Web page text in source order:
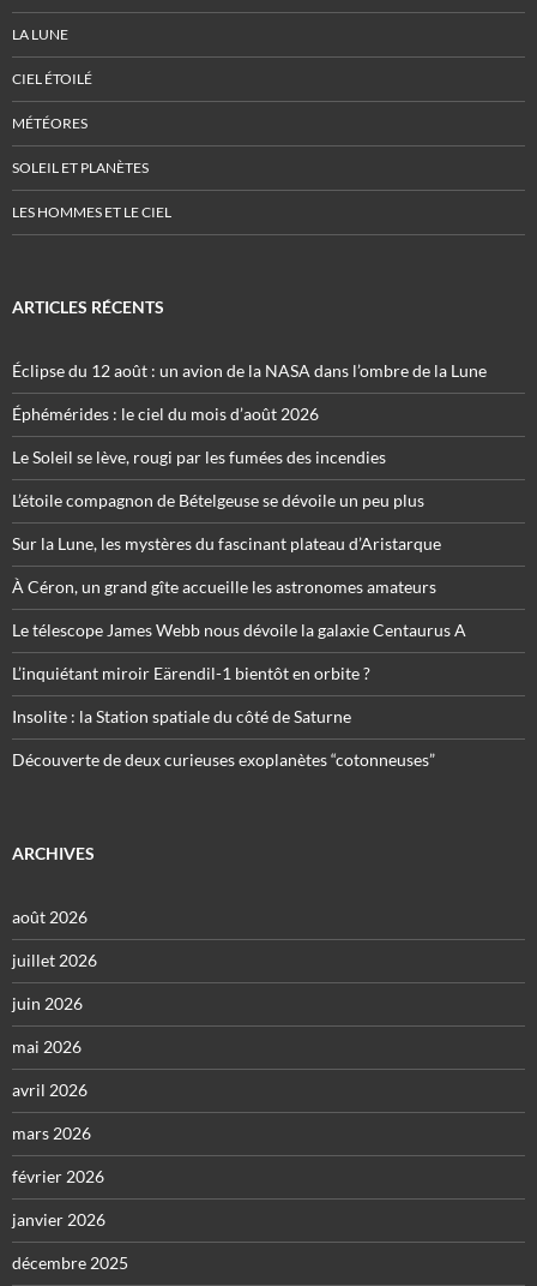
LA LUNE
CIEL ÉTOILÉ
MÉTÉORES
SOLEIL ET PLANÈTES
LES HOMMES ET LE CIEL
ARTICLES RÉCENTS
Éclipse du 12 août : un avion de la NASA dans l’ombre de la Lune
Éphémérides : le ciel du mois d’août 2026
Le Soleil se lève, rougi par les fumées des incendies
L’étoile compagnon de Bételgeuse se dévoile un peu plus
Sur la Lune, les mystères du fascinant plateau d’Aristarque
À Céron, un grand gîte accueille les astronomes amateurs
Le télescope James Webb nous dévoile la galaxie Centaurus A
L’inquiétant miroir Eärendil-1 bientôt en orbite ?
Insolite : la Station spatiale du côté de Saturne
Découverte de deux curieuses exoplanètes “cotonneuses”
ARCHIVES
août 2026
juillet 2026
juin 2026
mai 2026
avril 2026
mars 2026
février 2026
janvier 2026
décembre 2025